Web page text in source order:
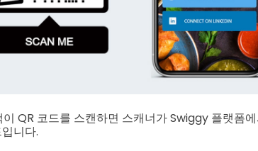
QR 코드를 스캔하면 스캐너가 Swiggy 플랫폼
니다.